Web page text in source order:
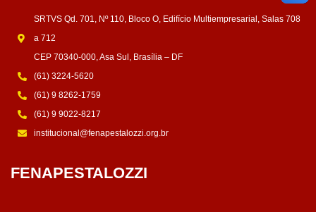
SRTVS Qd. 701, Nº 110, Bloco O, Edifício Multiempresarial, Salas 708
a 712
CEP 70340-000, Asa Sul, Brasília – DF
(61) 3224-5620
(61) 9 8262-1759
(61) 9 9022-8217
institucional@fenapestalozzi.org.br
FENAPESTALOZZI